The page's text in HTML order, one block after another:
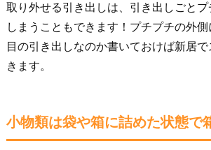
取り外せる引き出しは、引き出しごと
しまうこともできます！プチプチの外
目の引き出しなのか書いておけば新居
きます。
小物類は袋や箱に詰めた状態で